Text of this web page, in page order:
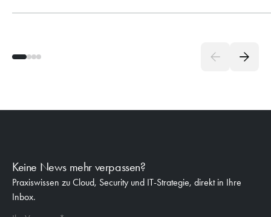
Keine News mehr verpassen?
Praxiswissen zu Cloud, Security und IT-Strategie, direkt in Ihre
Inbox.